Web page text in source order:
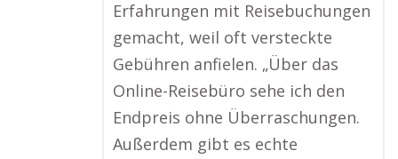
Erfahrungen mit Reisebuchungen
gemacht, weil oft versteckte
Gebühren anfielen. „Über das
Online-Reisebüro sehe ich den
Endpreis ohne Überraschungen.
Außerdem gibt es echte